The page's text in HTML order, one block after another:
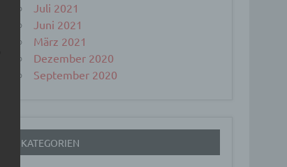
Juli 2021
Juni 2021
März 2021
Dezember 2020
September 2020
KATEGORIEN